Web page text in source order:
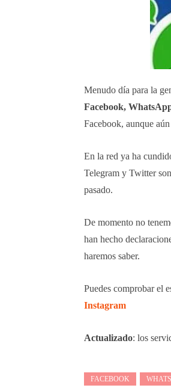
Menudo día para la
Facebook,
Facebook, aunque
En la red ya ha
Telegram y Twitter
pasado.
De momento no
han hecho
haremos saber.
Puedes comprobar el
Instagram
Actualizado: los
FACEBOOK